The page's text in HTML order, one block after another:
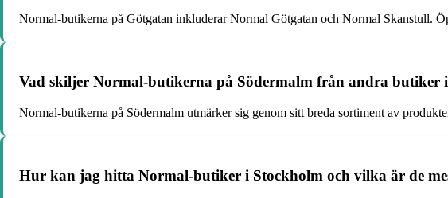
Normal-butikerna på Götgatan inkluderar Normal Götgatan och Normal Skanstull.
Vad skiljer Normal-butikerna på Södermalm från andra butiker
Normal-butikerna på Södermalm utmärker sig genom sitt breda sortiment av
Hur kan jag hitta Normal-butiker i Stockholm och vilka är de